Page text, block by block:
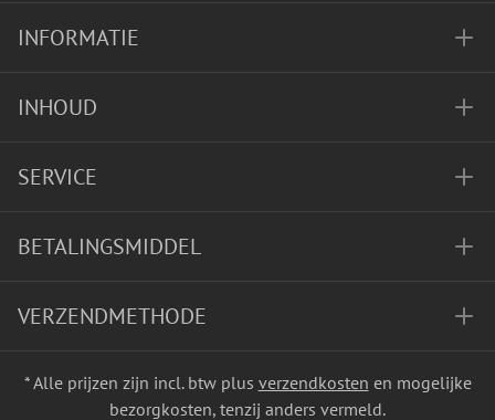
INFORMATIE
INHOUD
SERVICE
BETALINGSMIDDEL
VERZENDMETHODE
* Alle prijzen zijn incl. btw plus verzendkosten en mogelijke
bezorgkosten, tenzij anders vermeld.